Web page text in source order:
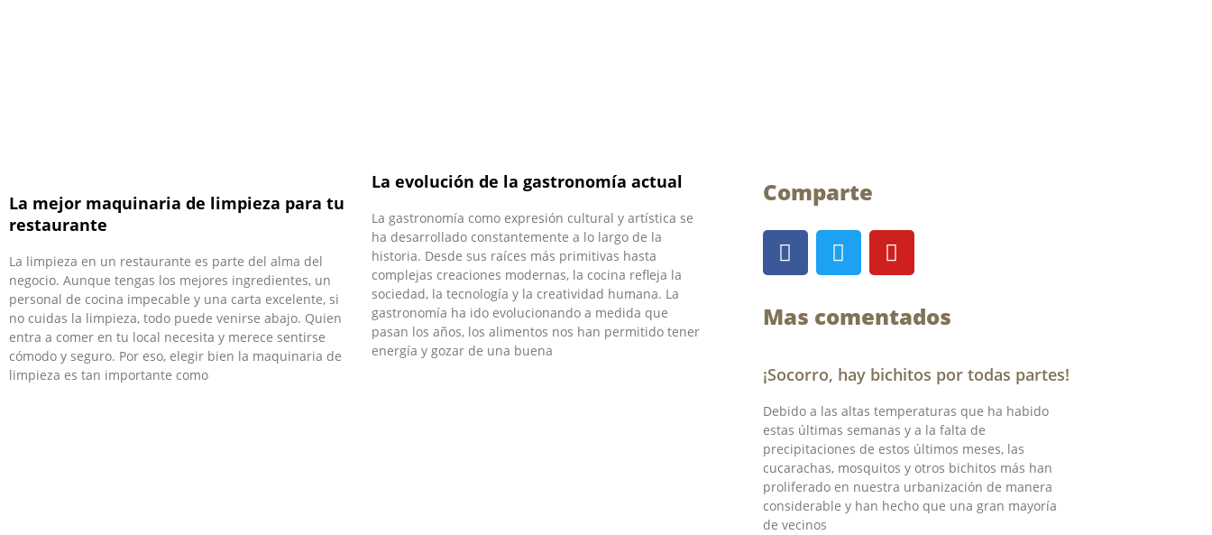
La mejor maquinaria de limpieza para tu
restaurante
La limpieza en un restaurante es parte del alma del
negocio. Aunque tengas los mejores ingredientes, un
personal de cocina impecable y una carta excelente, si
no cuidas la limpieza, todo puede venirse abajo. Quien
entra a comer en tu local necesita y merece sentirse
cómodo y seguro. Por eso, elegir bien la maquinaria de
limpieza es tan importante como
La evolución de la gastronomía actual
La gastronomía como expresión cultural y artística se
ha desarrollado constantemente a lo largo de la
historia. Desde sus raíces más primitivas hasta
complejas creaciones modernas, la cocina refleja la
sociedad, la tecnología y la creatividad humana. La
gastronomía ha ido evolucionando a medida que
pasan los años, los alimentos nos han permitido tener
energía y gozar de una buena
Comparte
F
a
e
b
o
T
w
t
t
r
Y
o
t
u
e
Mas comentados
¡Socorro, hay bichitos por todas partes!
Debido a las altas temperaturas que ha habido
estas últimas semanas y a la falta de
precipitaciones de estos últimos meses, las
cucarachas, mosquitos y otros bichitos más han
proliferado en nuestra urbanización de manera
considerable y han hecho que una gran mayoría
de vecinos